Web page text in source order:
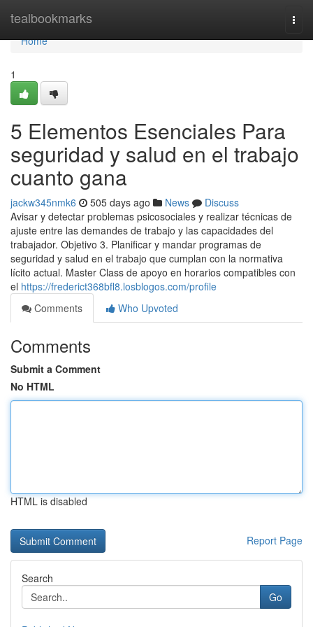
tealbookmarks
Home
Home
1
5 Elementos Esenciales Para
seguridad y salud en el trabajo
cuanto gana
jackw345nmk6 505 days ago News
Discuss
Avisar y detectar problemas psicosociales y realizar técnicas de
ajuste entre las demandes de trabajo y las capacidades del
trabajador. Objetivo 3. Planificar y mandar programas de
seguridad y salud en el trabajo que cumplan con la normativa
lícito actual. Master Class de apoyo en horarios compatibles con
el https://frederict368bfl8.losblogos.com/profile
Comments
Who Upvoted
Comments
Submit a Comment
No HTML
HTML is disabled
Report Page
Search
Go